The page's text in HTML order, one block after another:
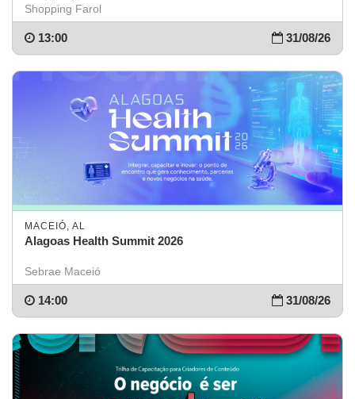
Shopping Farol
31/08/26
13:00
MACEIÓ, AL
Alagoas Health Summit 2026
Sebrae Maceió
31/08/26
14:00